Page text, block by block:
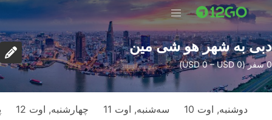
دبی به شهر هو شی مین
0 سفر (USD 0 – USD 0)
دوشنبه, اوت 10 سه‌شنبه, اوت 11 چهارشنبه, اوت 12